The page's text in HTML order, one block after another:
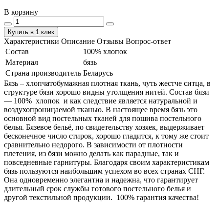
В корзину
Купить в 1 клик
Характеристики Описание Отзывы Вопрос-ответ
Состав
100% хлопок
Материал
бязь
Страна производитель Беларусь
Бязь – хлопчатобумажная плотная ткань, чуть жестче ситца, в
структуре бязи хорошо видны утолщения нитей. Состав бязи
― 100% хлопок и как следствие является натуральной и
воздухопроницаемой тканью. В настоящее время бязь это
основной вид постельных тканей для пошива постельного
белья. Бязевое бельё, по свидетельству хозяек, выдерживает
бесконечное число стирок, хорошо гладится, к тому же стоит
сравнительно недорого. В зависимости от плотности
плетения, из бязи можно делать как парадные, так и
повседневные гарнитуры. Благодаря своим характеристикам
бязь пользуются наибольшим успехом во всех странах СНГ.
Она одновременно элегантна и надежна, что гарантирует
длительный срок службы готового постельного белья и
другой текстильной продукции. 100% гарантия качества!